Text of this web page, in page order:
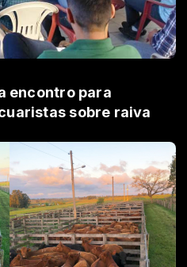
encontro para
sobre raiva